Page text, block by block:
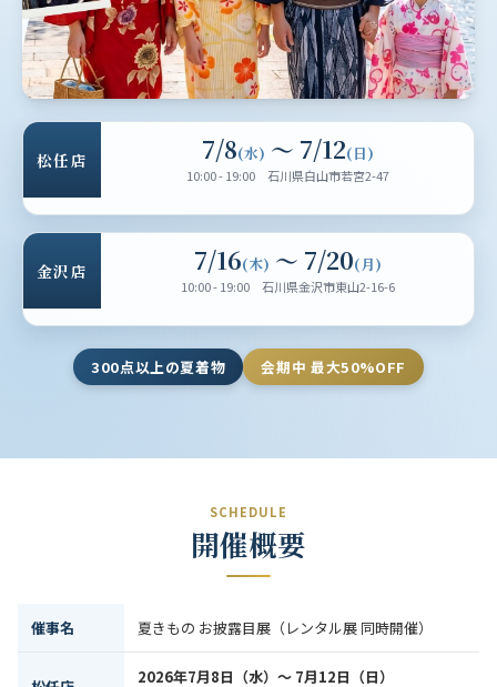
松任店 7/8(水) 〜 7/12(日)
10:00 - 19:00 石川県白山市若宮2-47
金沢店 7/16(木) 〜 7/20(月)
10:00 - 19:00 石川県金沢市東山2-16-6
300点以上の夏着物 会期中 最大50%OFF
SCHEDULE
開催概要
催事名 夏きもの お披露目展（レンタル展 同時開催）
2026年7月8日（水）〜 7月12日（日）